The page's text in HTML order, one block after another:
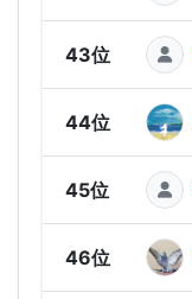
43位
44位
45位
46位